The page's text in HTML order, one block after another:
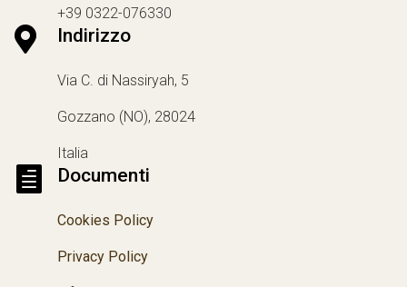
+39 0322-076330
 Indirizzo
Via C. di Nassiryah, 5
Gozzano (NO), 28024
Italia
 Documenti
Cookies Policy
Privacy Policy